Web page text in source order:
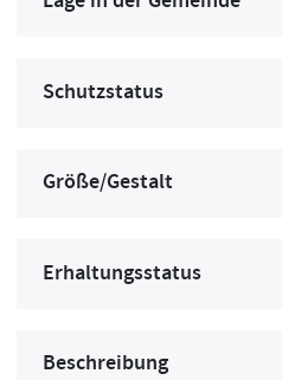
Schutzstatus
Größe/Gestalt
Erhaltungsstatus
Beschreibung